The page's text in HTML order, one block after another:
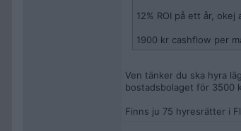
12% ROI på ett år, okej
1900 kr cashflow per
Ven tänker du ska hyra
bostadsbolaget för 3500
Finns ju 75 hyresrätter i